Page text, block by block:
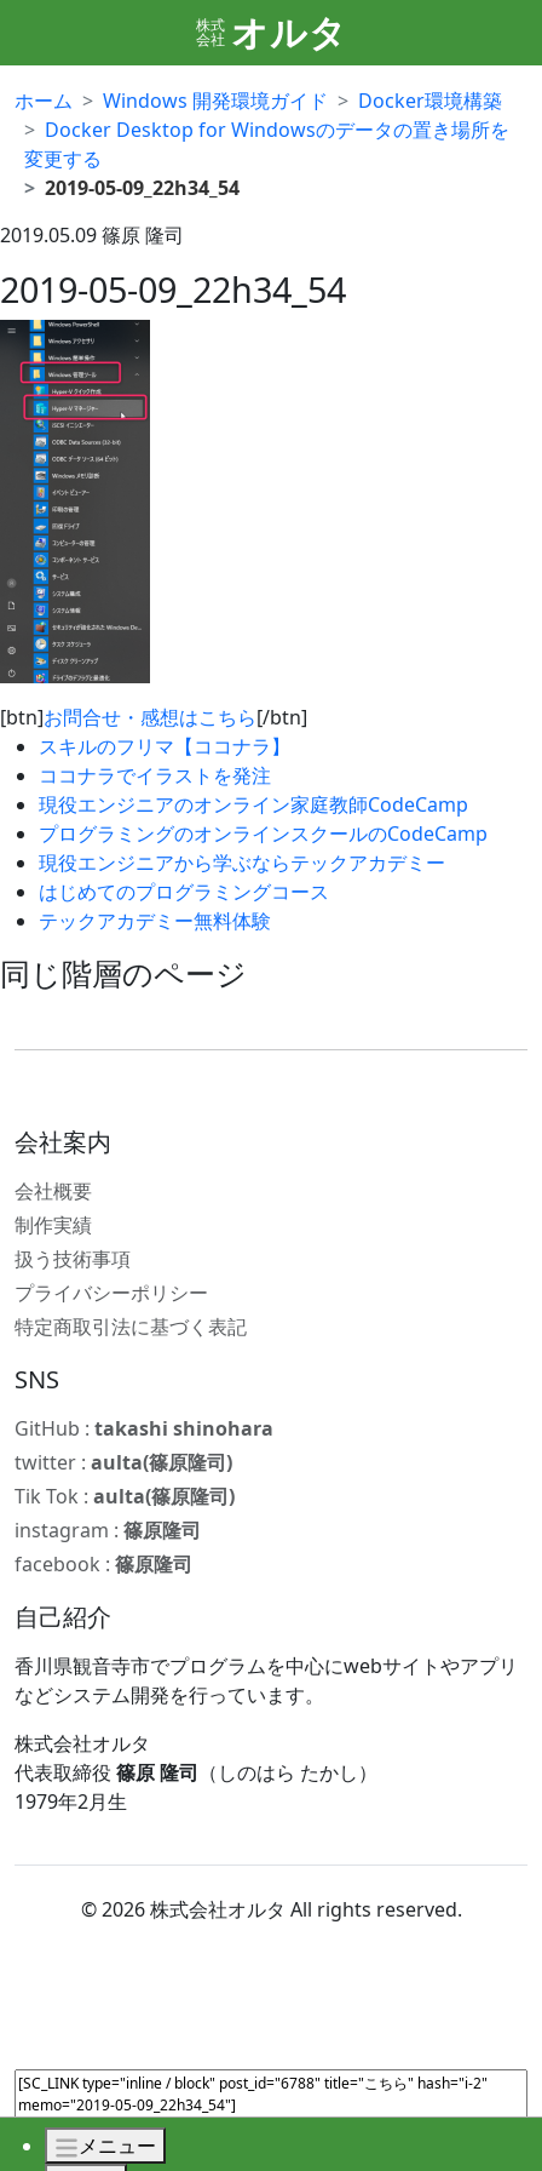
株式
会社 オルタ
ホーム Windows 開発環境ガイド
Docker環境構築
Docker Desktop for Windowsのデータの置き場所を
変更する
2019-05-09_22h34_54
2019.05.09篠原 隆司
2019-05-09_22h34_54
[btn]お問合せ・感想はこちら[/btn]
スキルのフリマ【ココナラ】
ココナラでイラストを発注
現役エンジニアのオンライン家庭教師CodeCamp
プログラミングのオンラインスクールのCodeCamp
現役エンジニアから学ぶならテックアカデミー
はじめてのプログラミングコース
テックアカデミー無料体験
同じ階層のページ
会社案内
会社概要
制作実績
扱う技術事項
プライバシーポリシー
特定商取引法に基づく表記
SNS
GitHub : takashi shinohara
twitter : aulta(篠原隆司)
Tik Tok : aulta(篠原隆司)
instagram : 篠原隆司
facebook : 篠原隆司
自己紹介
香川県観音寺市でプログラムを中心にwebサイトやアプリ
などシステム開発を行っています。
株式会社オルタ
代表取締役 篠原 隆司 （しのはら たかし）
1979年2月生
© 2026 株式会社オルタ All rights reserved.
メニュー